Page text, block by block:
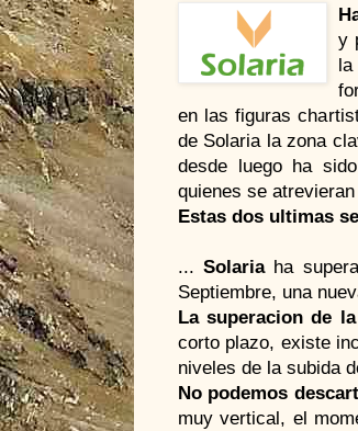
y
en las figuras
de Solaria la zona
desde luego ha
quienes se
Estas dos ultimas
...Solariaha
Septiembre, una
La superacion de
corto plazo, existe
niveles de la subida
No podemos
muy vertical, el